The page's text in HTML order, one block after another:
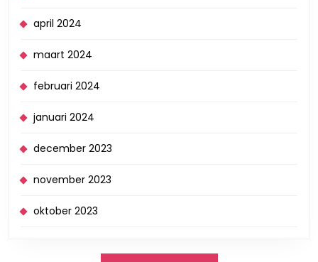
april 2024
maart 2024
februari 2024
januari 2024
december 2023
november 2023
oktober 2023